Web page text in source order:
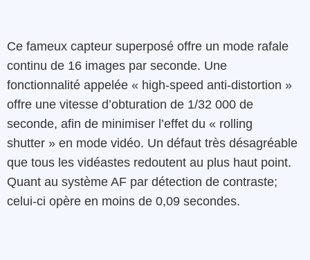
Ce fameux capteur superposé offre un mode rafale
continu de 16 images par seconde. Une
fonctionnalité appelée « high-speed anti-distortion »
offre une vitesse d’obturation de 1/32 000 de
seconde, afin de minimiser l’effet du « rolling
shutter » en mode vidéo. Un défaut très désagréable
que tous les vidéastes redoutent au plus haut point.
Quant au système AF par détection de contraste;
celui-ci opère en moins de 0,09 secondes.